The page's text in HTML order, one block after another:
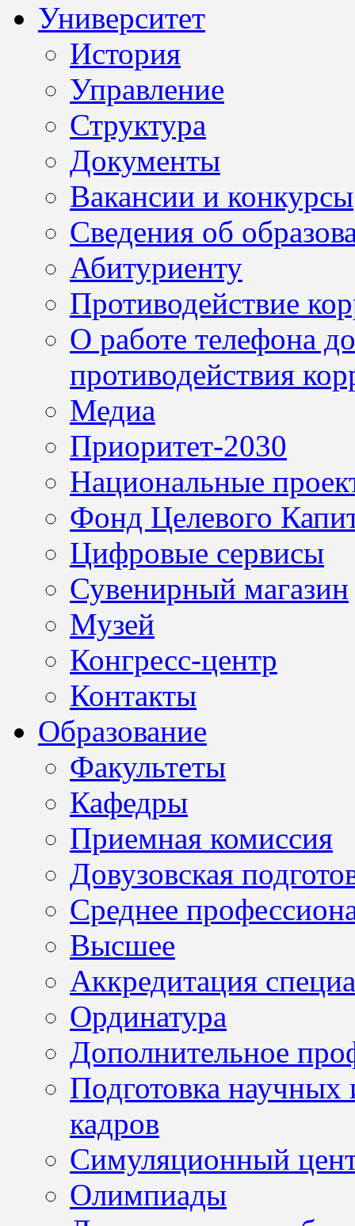
Университет
История
Управление
Структура
Документы
Вакансии и конкурсы
Сведения об
Абитуриенту
Противодействие
О работе телефона
противодействия
Медиа
Приоритет-2030
Национальные
Фонд Целевого
Цифровые сервисы
Сувенирный магазин
Музей
Конгресс-центр
Контакты
Образование
Факультеты
Кафедры
Приемная комиссия
Довузовская
Среднее
Высшее
Аккредитация
Ординатура
Дополнительное
Подготовка научных
кадров
Симуляционный
Олимпиады